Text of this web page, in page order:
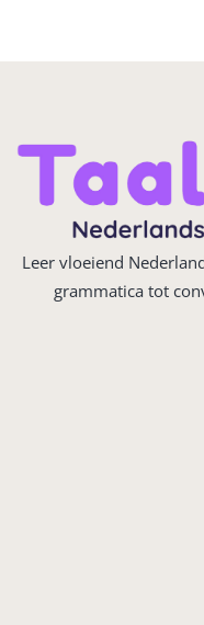
Leer vloeiend
grammatica tot